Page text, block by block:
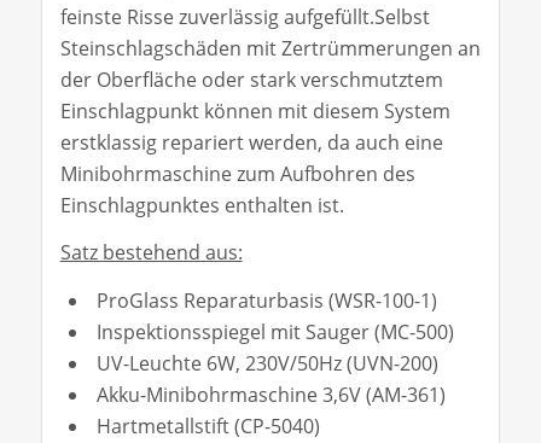
feinste Risse zuverlässig aufgefüllt.Selbst
Steinschlagschäden mit Zertrümmerungen an
der Oberfläche oder stark verschmutztem
Einschlagpunkt können mit diesem System
erstklassig repariert werden, da auch eine
Minibohrmaschine zum Aufbohren des
Einschlagpunktes enthalten ist.
Satz bestehend aus:
ProGlass Reparaturbasis (WSR-100-1)
Inspektionsspiegel mit Sauger (MC-500)
UV-Leuchte 6W, 230V/50Hz (UVN-200)
Akku-Minibohrmaschine 3,6V (AM-361)
Hartmetallstift (CP-5040)